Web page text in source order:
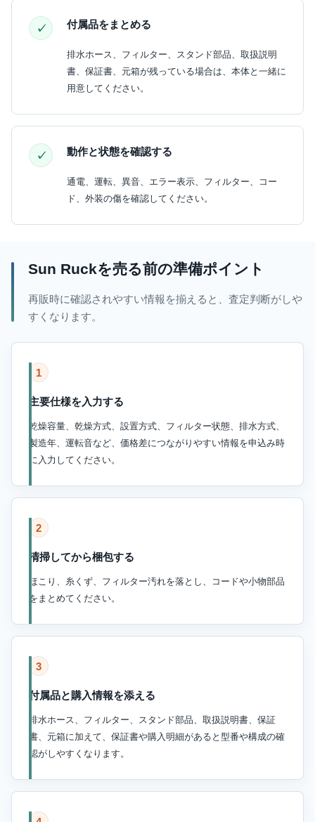
付属品をまとめる
排水ホース、フィルター、スタンド部品、取扱説明
書、保証書、元箱が残っている場合は、本体と一緒に
用意してください。
動作と状態を確認する
通電、運転、異音、エラー表示、フィルター、コー
ド、外装の傷を確認してください。
Sun Ruckを売る前の準備ポイント
再販時に確認されやすい情報を揃えると、査定判断がしや
すくなります。
1
主要仕様を入力する
乾燥容量、乾燥方式、設置方式、フィルター状態、排水方式、
製造年、運転音など、価格差につながりやすい情報を申込み時
に入力してください。
2
清掃してから梱包する
ほこり、糸くず、フィルター汚れを落とし、コードや小物部品
をまとめてください。
3
付属品と購入情報を添える
排水ホース、フィルター、スタンド部品、取扱説明書、保証
書、元箱に加えて、保証書や購入明細があると型番や構成の確
認がしやすくなります。